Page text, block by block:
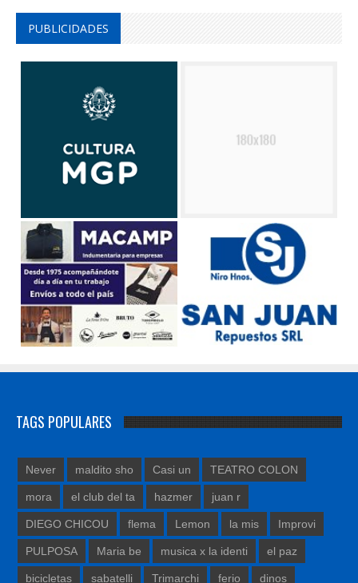
PUBLICIDADES
TAGS POPULARES
Never maldito sho Casi un TEATRO COLON
mora el club del ta hazmer juan r
DIEGO CHICOU flema Lemon la mis Improvi
PULPOSA Maria be musica x la identi el paz
bicicletas sabatelli Trimarchi ferio dinos